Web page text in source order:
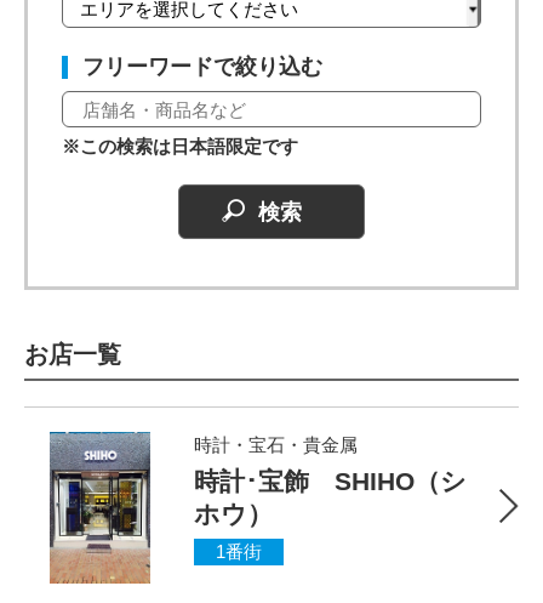
フリーワードで絞り込む
※この検索は日本語限定です
お店一覧
時計・宝石・貴金属
時計･宝飾 SHIHO（シ
ホウ）
1番街